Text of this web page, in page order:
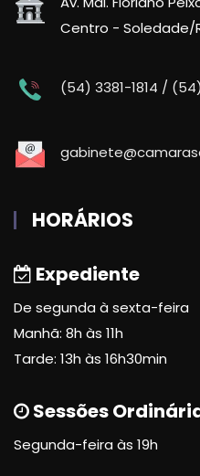
Centro - Soledade/
(54) 3381-1814 /
HORÁRIOS
Expediente
De segunda à sexta-feira
Manhã: 8h às 11h
Tarde: 13h às 16h30min
Sessões
Segunda-feira às 19h